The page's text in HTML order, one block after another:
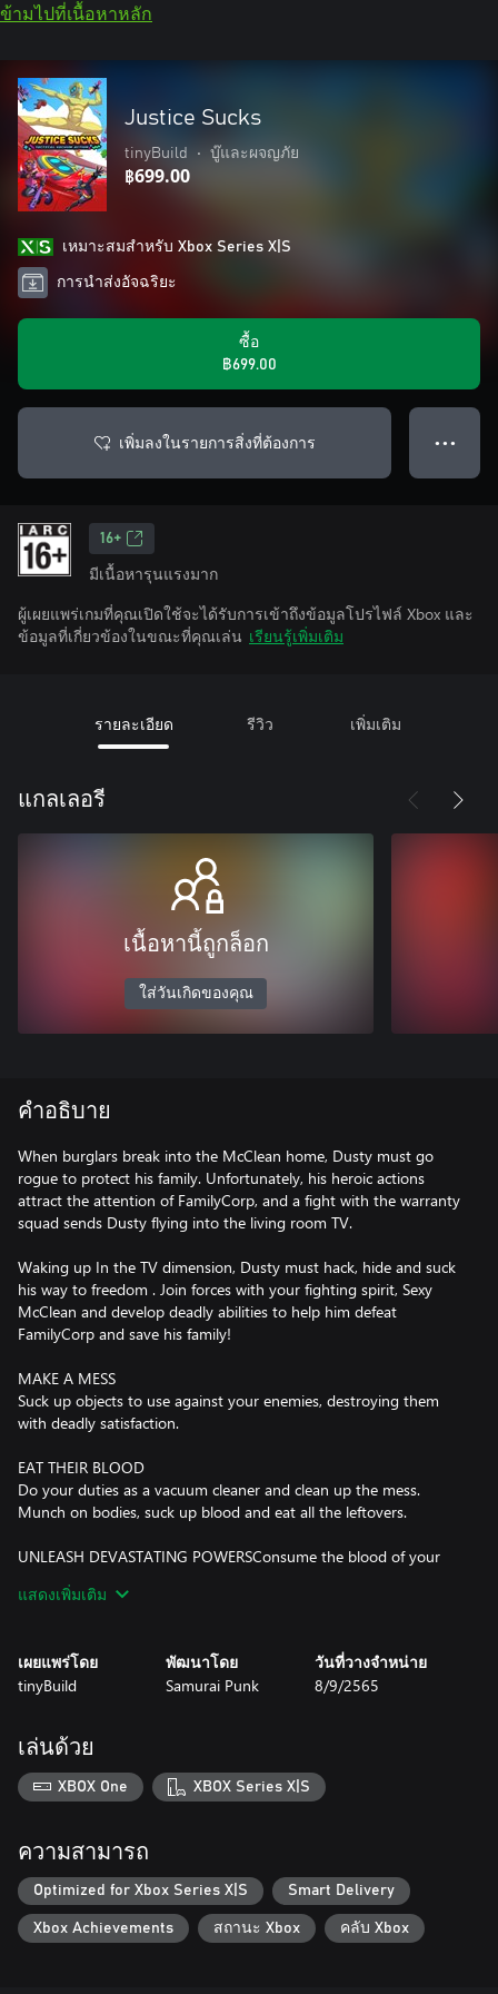
ข้ามไปที่เนื้อหาหลัก
Justice Sucks
tinyBuild • บู๊และผจญภัย
฿699.00
เหมาะสมสําหรับ Xbox Series X|S
การนำส่งอัจฉริยะ
ซื้อ
฿699.00
เพิ่มลงในรายการสิ่งที่ต้องการ ● ● ●
16+
มีเนื้อหารุนแรงมาก
ผู้เผยแพร่เกมที่คุณเปิดใช้จะได้รับการเข้าถึงข้อมูลโปรไฟล์ Xbox และ
ข้อมูลที่เกี่ยวข้องในขณะที่คุณเล่น เรียนรู้เพิ่มเติม
รายละเอียด รีวิว เพิ่มเติม
แกลเลอรี
เนื้อหานี้ถูกล็อก
ใส่วันเกิดของคุณ
คำอธิบาย
When burglars break into the McClean home, Dusty must go
rogue to protect his family. Unfortunately, his heroic actions
attract the attention of FamilyCorp, and a fight with the warranty
squad sends Dusty flying into the living room TV.
Waking up In the TV dimension, Dusty must hack, hide and suck
his way to freedom . Join forces with your fighting spirit, Sexy
McClean and develop deadly abilities to help him defeat
FamilyCorp and save his family!
MAKE A MESS
Suck up objects to use against your enemies, destroying them
with deadly satisfaction.
EAT THEIR BLOOD
Do your duties as a vacuum cleaner and clean up the mess.
Munch on bodies, suck up blood and eat all the leftovers.
UNLEASH DEVASTATING POWERSConsume the blood of your
dancing your way through waves of FamilyCorp agents.
Use your low profile to hide under furniture,avoid detection, and
perform powerful stealth attacks on unsuspecting enemies.
HACK THE WORLD
Turn the environment against your foes by hacking smart devices
and turning them into deadly traps.
Befriend animal allies and destroy Dusty’s enemies as an
แสดงเพิ่มเติม
เผยแพร่โดย
tinyBuild
พัฒนาโดย
Samurai Punk
วันที่วางจำหน่าย
8/9/2565
เล่นด้วย
XBOX One XBOX Series X|S
ความสามารถ
Optimized for Xbox Series X|S Smart Delivery
Xbox Achievements สถานะ Xbox คลับ Xbox